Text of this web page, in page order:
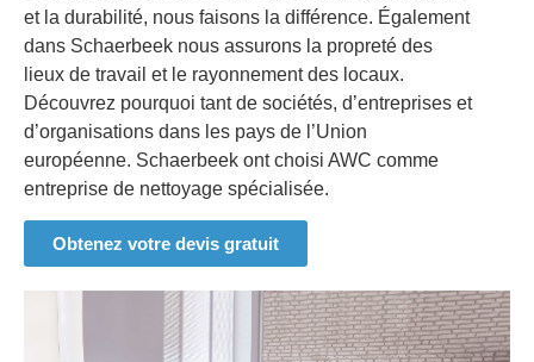
et la durabilité, nous faisons la différence. Également
dans Schaerbeek nous assurons la propreté des
lieux de travail et le rayonnement des locaux.
Découvrez pourquoi tant de sociétés, d’entreprises et
d’organisations dans les pays de l’Union
européenne. Schaerbeek ont choisi AWC comme
entreprise de nettoyage spécialisée.
Obtenez votre devis gratuit